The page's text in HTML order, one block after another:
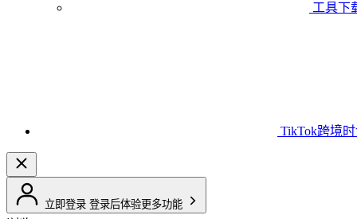
工具下
TikTok跨境
立即登录 登录后体验更多功能